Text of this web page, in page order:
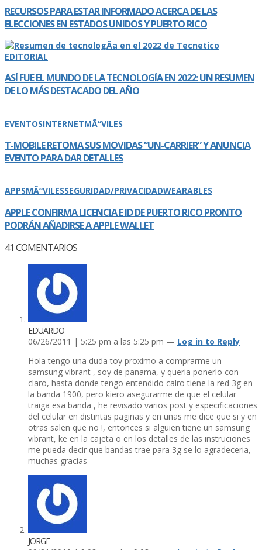
RECURSOS PARA ESTAR INFORMADO ACERCA DE LAS
ELECCIONES EN ESTADOS UNIDOS Y PUERTO RICO
EDITORIAL
ASÍ­ FUE EL MUNDO DE LA TECNOLOGÍ­A EN 2022: UN RESUMEN
DE LO MÁS DESTACADO DEL AÑO
EVENTOSINTERNETMÃ“VILES
T-MOBILE RETOMA SUS MOVIDAS “UN-CARRIER” Y ANUNCIA
EVENTO PARA DAR DETALLES
APPSMÃ“VILESSEGURIDAD/PRIVACIDADWEARABLES
APPLE CONFIRMA LICENCIA E ID DE PUERTO RICO PRONTO
PODRÁN AÑADIRSE A APPLE WALLET
41 COMENTARIOS
EDUARDO
06/26/2011 | 5:25 pm a las 5:25 pm — Log in to Reply
Hola tengo una duda toy proximo a comprarme un
samsung vibrant , soy de panama, y queria ponerlo con
claro, hasta donde tengo entendido calro tiene la red 3g en
la banda 1900, pero kiero asegurarme de que el celular
traiga esa banda , he revisado varios post y especificaciones
del celular en distintas paginas y en unas me dice que si y en
otras salen que no !, entonces si alguien tiene un samsung
vibrant, ke en la cajeta o en los detalles de las instruciones
me pueda decir que bandas trae para 3g se lo agradeceria,
muchas gracias
JORGE